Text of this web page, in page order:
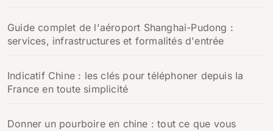
Guide complet de l'aéroport Shanghai-Pudong :
services, infrastructures et formalités d'entrée
Indicatif Chine : les clés pour téléphoner depuis la
France en toute simplicité
Donner un pourboire en chine : tout ce que vous